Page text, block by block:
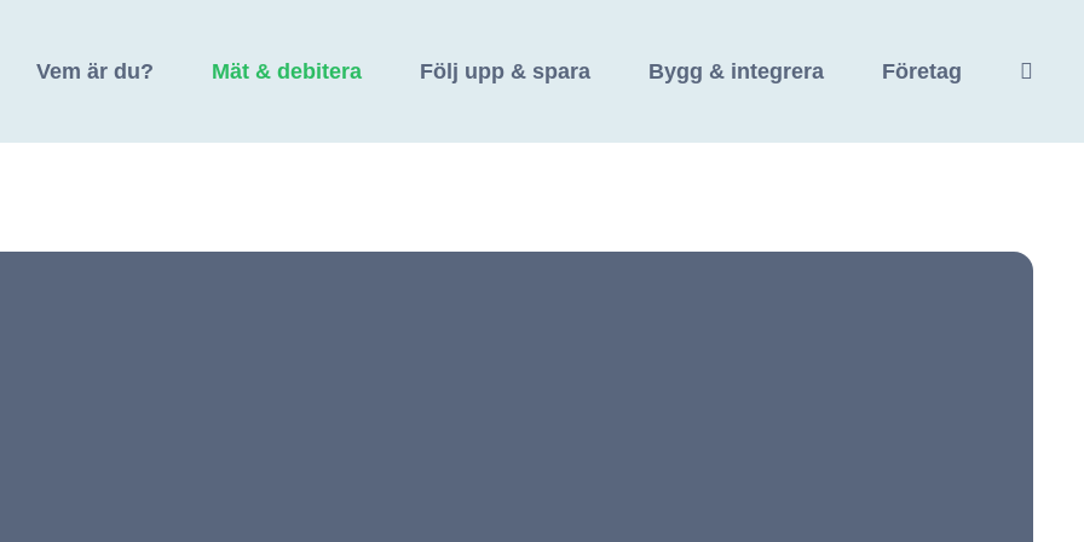
Vem är du? Mät & debitera Följ upp & spara Bygg & integrera Företag